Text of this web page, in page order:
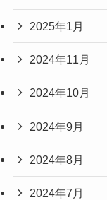
2025年1月
2024年11月
2024年10月
2024年9月
2024年8月
2024年7月